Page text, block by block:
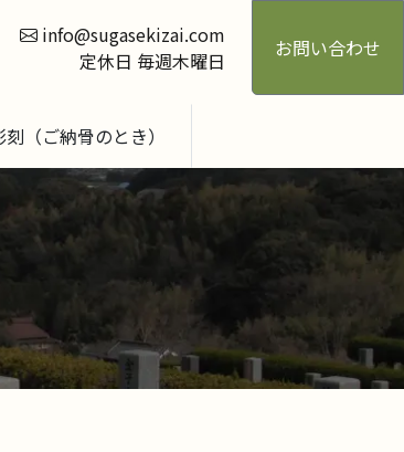
info@sugasekizai.com
定休日 毎週木曜日
お問い合わせ
（ご納骨のとき）